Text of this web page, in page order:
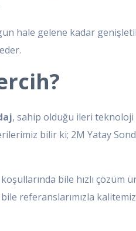
hale gelene kadar
, sahip olduğu ileri
bilir ki; 2M Yatay
bile hızlı çözüm
referanslarımızla